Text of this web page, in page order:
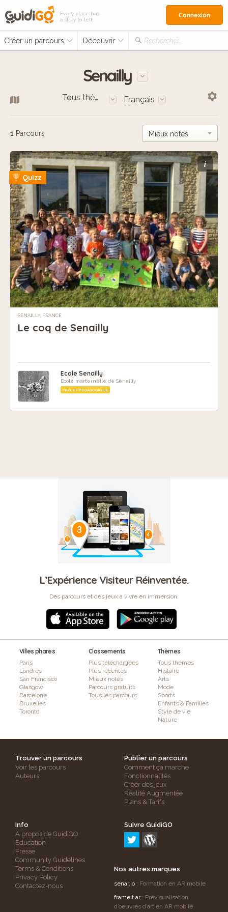
Every place has
a story to tell
Créer un parcours Découvrir Rechercher…
Connexion
Senailly
Tous thèmes Français
1 Parcours
i
Quizz
SENAILLY, FRANCE
Le coq de Senailly
Ecole Senailly
Ecole marternelle de Senailly
PROJET PÉDAGOGIQUE
L’Expérience Visiteur Réinventée.
Des parcours et des jeux à vivre en immersion.
Villes phares
Paris
Londres
San Francisco
Glasgow
Barcelone
Bruxelles
Toronto
Classements
Plus téléchargées
Plus récentes
Mieux notés
Parcours gratuits
Tous les parcours
Thèmes
Tous thèmes
Histoire
Arts
Mode
Sports
Enfants & Familles
Style de vie
Nature
Trouver un parcours
Voir les parcours
Auteurs
Publier un parcours
Comment ça marche
Fonctionnalités
Créer des jeux
Réalité Augmentée
Plans & Tarifs
Info
A propos de GuidiGO
Education
Presse
Community Guidelines
Terms & Conditions
Privacy Policy
Contactez-nous
Suivre GuidiGO
Nos autres marques
senar.io : Formation en AR mobile
frameit.ar: Prévisualisation
d’oeuvres d’art en AR mobile